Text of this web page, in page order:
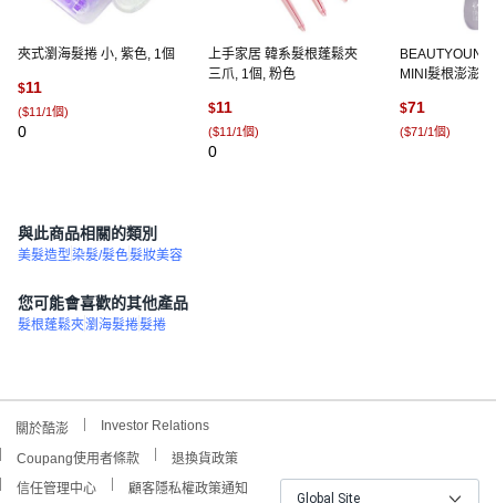
夾式瀏海髮捲 小, 紫色, 1個
$11
($11/1個)
0
上手家居 韓系髮根蓬鬆夾
三爪, 1個, 粉色
$11
($11/1個)
0
MINI髮根澎澎
$71
($71/1個)
與此商品相關的類別
美髮造型染髮/髮色髮妝美容
您可能會喜歡的其他產品
髮根蓬鬆夾瀏海髮捲髮捲
關於酷澎 Investor Relations
Coupang使用者條款
退換貨政策
信任管理中心
顧客隱私權政策通知
Global Site